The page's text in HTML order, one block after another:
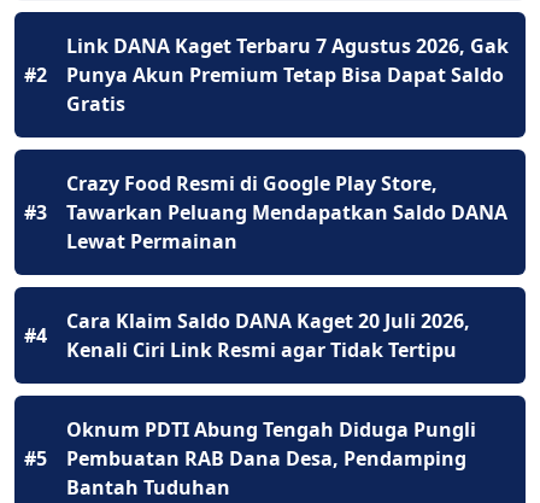
#2
Link DANA Kaget Terbaru 7 Agustus 2026, Gak
Punya Akun Premium Tetap Bisa Dapat Saldo
Gratis
#3
Crazy Food Resmi di Google Play Store,
Tawarkan Peluang Mendapatkan Saldo DANA
Lewat Permainan
#4
Cara Klaim Saldo DANA Kaget 20 Juli 2026,
Kenali Ciri Link Resmi agar Tidak Tertipu
#5
Oknum PDTI Abung Tengah Diduga Pungli
Pembuatan RAB Dana Desa, Pendamping
Bantah Tuduhan